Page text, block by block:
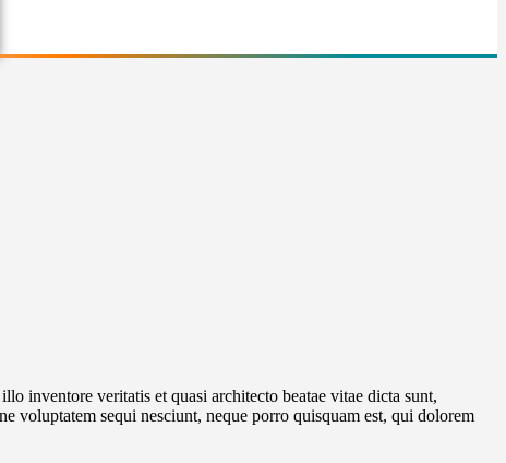
inventore veritatis et quasi architecto beatae vitae dicta sunt,
voluptatem sequi nesciunt, neque porro quisquam est, qui dolorem